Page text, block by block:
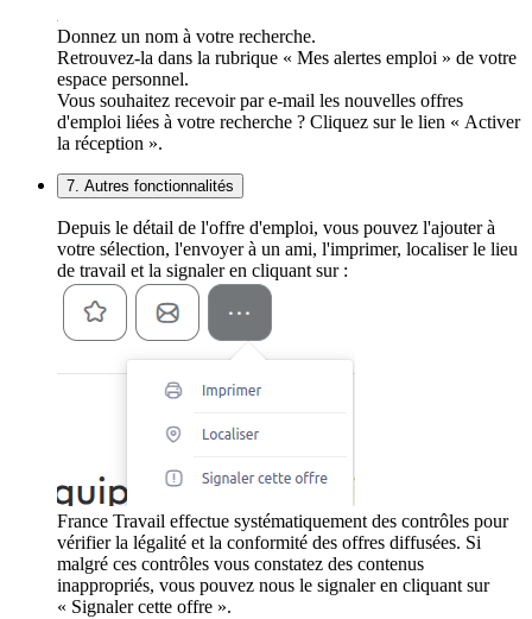
Donnez un nom à votre recherche.
Retrouvez-la dans la rubrique « Mes alertes emploi » de votre
espace personnel.
Vous souhaitez recevoir par e-mail les nouvelles offres
d'emploi liées à votre recherche ? Cliquez sur le lien « Activer
la réception ».
7. Autres fonctionnalités
Depuis le détail de l'offre d'emploi, vous pouvez l'ajouter à
votre sélection, l'envoyer à un ami, l'imprimer, localiser le lieu
de travail et la signaler en cliquant sur :
France Travail effectue systématiquement des contrôles pour
vérifier la légalité et la conformité des offres diffusées. Si
malgré ces contrôles vous constatez des contenus
inappropriés, vous pouvez nous le signaler en cliquant sur
« Signaler cette offre ».